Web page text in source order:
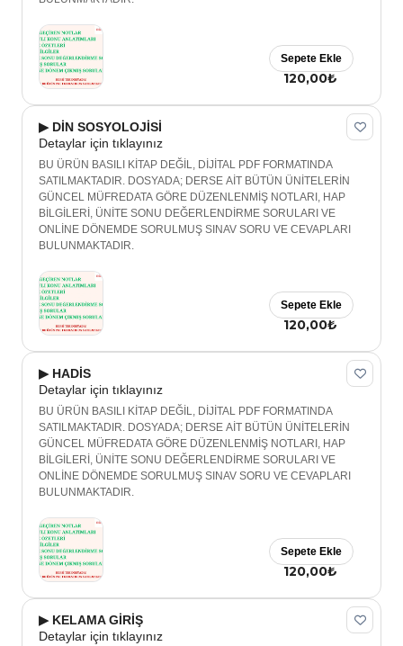
120,00₺
Sepete Ekle
▶ DİN SOSYOLOJİSİ
Detaylar için tıklayınız
BU ÜRÜN BASILI KİTAP DEĞİL, DİJİTAL PDF FORMATINDA
SATILMAKTADIR. DOSYADA; DERSE AİT BÜTÜN ÜNİTELERİN
GÜNCEL MÜFREDATA GÖRE DÜZENLENMİŞ NOTLARI, HAP
BİLGİLERİ, ÜNİTE SONU DEĞERLENDİRME SORULARI VE
ONLİNE DÖNEMDE SORULMUŞ SINAV SORU VE CEVAPLARI
BULUNMAKTADIR.
120,00₺
Sepete Ekle
▶ HADİS
Detaylar için tıklayınız
BU ÜRÜN BASILI KİTAP DEĞİL, DİJİTAL PDF FORMATINDA
SATILMAKTADIR. DOSYADA; DERSE AİT BÜTÜN ÜNİTELERİN
GÜNCEL MÜFREDATA GÖRE DÜZENLENMİŞ NOTLARI, HAP
BİLGİLERİ, ÜNİTE SONU DEĞERLENDİRME SORULARI VE
ONLİNE DÖNEMDE SORULMUŞ SINAV SORU VE CEVAPLARI
BULUNMAKTADIR.
120,00₺
Sepete Ekle
▶ KELAMA GİRİŞ
Detaylar için tıklayınız